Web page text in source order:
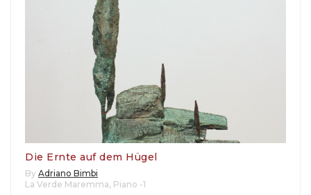
Die Ernte auf dem Hügel
By Adriano Bimbi
La Verde Maremma, Piano -1